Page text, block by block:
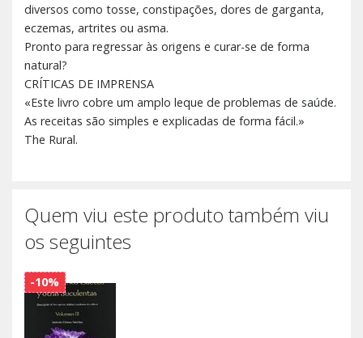
diversos como tosse, constipações, dores de garganta,
eczemas, artrites ou asma.
Pronto para regressar às origens e curar-se de forma
natural?
CRÍTICAS DE IMPRENSA
«Este livro cobre um amplo leque de problemas de saúde.
As receitas são simples e explicadas de forma fácil.»
The Rural.
Quem viu este produto também viu
os seguintes
-10%